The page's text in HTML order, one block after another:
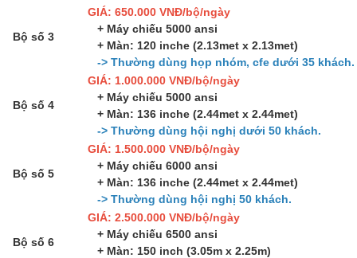
Bộ số 3
GIÁ: 650.000 VNĐ/bộ/ngày
+ Máy chiếu 5000 ansi
+ Màn: 120 inche (2.13met x 2.13met)
-> Thường dùng họp nhóm, cfe dưới 35 khách.
Bộ số 4
GIÁ: 1.000.000 VNĐ/bộ/ngày
+ Máy chiếu 5000 ansi
+ Màn: 136 inche (2.44met x 2.44met)
-> Thường dùng hội nghị dưới 50 khách.
Bộ số 5
GIÁ: 1.500.000 VNĐ/bộ/ngày
+ Máy chiếu 6000 ansi
+ Màn: 136 inche (2.44met x 2.44met)
-> Thường dùng hội nghị 50 khách.
Bộ số 6
GIÁ: 2.500.000 VNĐ/bộ/ngày
+ Máy chiếu 6500 ansi
+ Màn: 150 inch (3.05m x 2.25m)